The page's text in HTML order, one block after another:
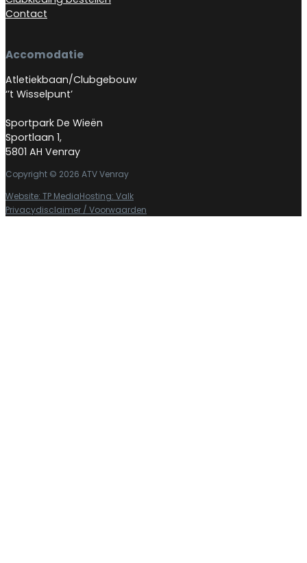
Contact
Accomodatie
Atletiekbaan/Clubgebouw
‘’t Wisselpunt’
Sportpark De Wieën
Sportlaan 1,
5801 AH Venray
Copyright © 2026 ATV Venray
Website: TP MediaHosting: Valk
Privacydisclaimer / Voorwaarden